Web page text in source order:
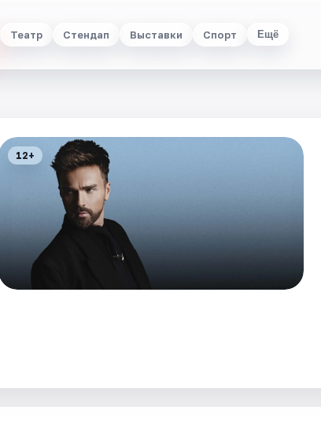
Театр Стендап Выставки Спорт Ещё
12+